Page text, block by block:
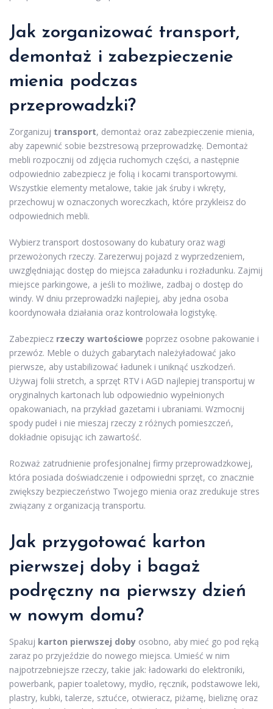
Jak zorganizować transport,
demontaż i zabezpieczenie
mienia podczas
przeprowadzki?
Zorganizuj transport, demontaż oraz zabezpieczenie mienia,
aby zapewnić sobie bezstresową przeprowadzkę. Demontaż
mebli rozpocznij od zdjęcia ruchomych części, a następnie
odpowiednio zabezpiecz je folią i kocami transportowymi.
Wszystkie elementy metalowe, takie jak śruby i wkręty,
przechowuj w oznaczonych woreczkach, które przykleisz do
odpowiednich mebli.
Wybierz transport dostosowany do kubatury oraz wagi
przewożonych rzeczy. Zarezerwuj pojazd z wyprzedzeniem,
uwzględniając dostęp do miejsca załadunku i rozładunku. Zajmij
miejsce parkingowe, a jeśli to możliwe, zadbaj o dostęp do
windy. W dniu przeprowadzki najlepiej, aby jedna osoba
koordynowała działania oraz kontrolowała logistykę.
Zabezpiecz rzeczy wartościowe poprzez osobne pakowanie i
przewóz. Meble o dużych gabarytach należyładować jako
pierwsze, aby ustabilizować ładunek i uniknąć uszkodzeń.
Używaj folii stretch, a sprzęt RTV i AGD najlepiej transportuj w
oryginalnych kartonach lub odpowiednio wypełnionych
opakowaniach, na przykład gazetami i ubraniami. Wzmocnij
spody pudeł i nie mieszaj rzeczy z różnych pomieszczeń,
dokładnie opisując ich zawartość.
Rozważ zatrudnienie profesjonalnej firmy przeprowadzkowej,
która posiada doświadczenie i odpowiedni sprzęt, co znacznie
zwiększy bezpieczeństwo Twojego mienia oraz zredukuje stres
związany z organizacją transportu.
Jak przygotować karton
pierwszej doby i bagaż
podręczny na pierwszy dzień
w nowym domu?
Spakuj karton pierwszej doby osobno, aby mieć go pod ręką
zaraz po przyjeździe do nowego miejsca. Umieść w nim
najpotrzebniejsze rzeczy, takie jak: ładowarki do elektroniki,
powerbank, papier toaletowy, mydło, ręcznik, podstawowe leki,
plastry, kubki, talerze, sztućce, otwieracz, piżamę, bieliznę oraz